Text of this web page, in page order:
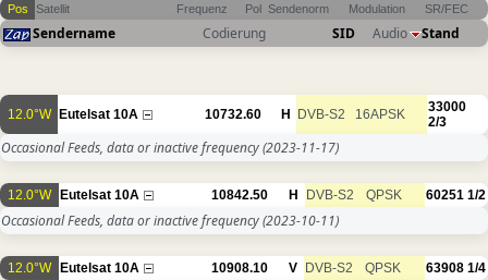
Pos Satellit Frequenz Pol Sendenorm Modulation SR/FEC
Sendername Codierung SID Audio Stand
12.0°W Eutelsat 10A 10732.60 H DVB-S2 16APSK
33000
2/3
Occasional Feeds, data or inactive frequency(2023-11-17)
12.0°W Eutelsat 10A 10842.50 H DVB-S2 QPSK 60251 1/2
Occasional Feeds, data or inactive frequency(2023-10-11)
12.0°W Eutelsat 10A 10908.10 V DVB-S2 QPSK 63908 1/4